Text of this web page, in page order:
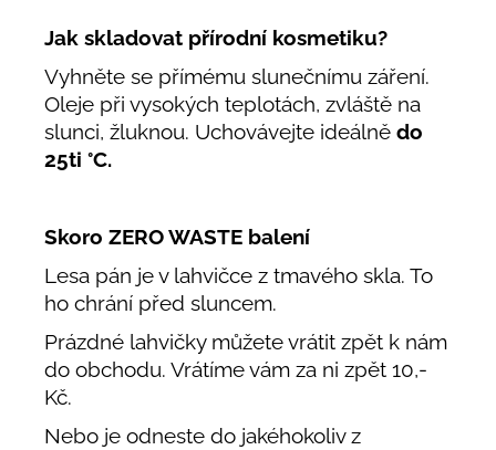
Jak skladovat přírodní kosmetiku?
Vyhněte se přímému slunečnímu záření.
Oleje při vysokých teplotách, zvláště na
slunci, žluknou. Uchovávejte ideálně do
25ti °C.
Skoro ZERO WASTE balení
Lesa pán je v lahvičce z tmavého skla. To
ho chrání před sluncem.
Prázdné lahvičky můžete vrátit zpět k nám
do obchodu. Vrátíme vám za ni zpět 10,-
Kč.
Nebo je odneste do jakéhokoliv z